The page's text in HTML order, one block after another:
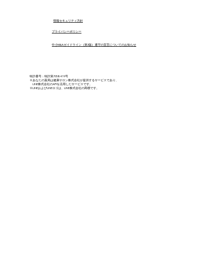
中小M&Aガイドライン（第3版）遵守の宣言についてのお知らせ
プライバシーポリシー
​情報セキュリティ方針
特許番号：特許第7058419号
※あなたの薬局は健康サロン株式会社が提供するサービスであり、
LINE株式会社のAPIを活用したサービスです。
※LINEおよびLINEロゴは、LINE株式会社の商標です。